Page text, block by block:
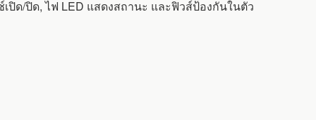
ปิด/ปิด, ไฟ LED แสดงสถานะ และฟิวส์ป้องกันในตัว